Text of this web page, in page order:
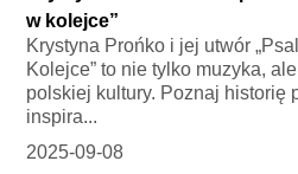
w kolejce”
Krystyna Prońko i jej utwór
Kolejce” to nie tylko muzyka,
polskiej kultury. Poznaj historię
inspira...
2025-09-08